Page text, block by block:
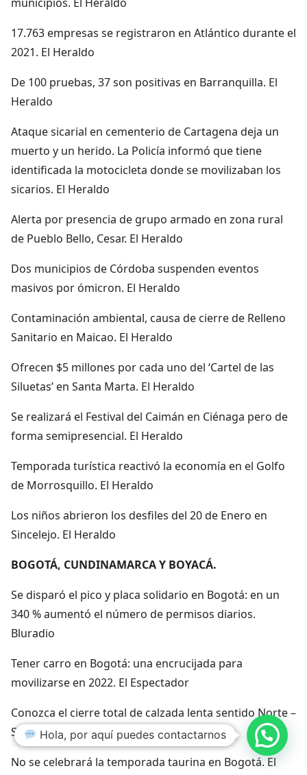
17.763 empresas se registraron en Atlántico durante el
2021. El Heraldo
De 100 pruebas, 37 son positivas en Barranquilla. El
Heraldo
Ataque sicarial en cementerio de Cartagena deja un
muerto y un herido. La Policía informó que tiene
identificada la motocicleta donde se movilizaban los
sicarios. El Heraldo
Alerta por presencia de grupo armado en zona rural
de Pueblo Bello, Cesar. El Heraldo
Dos municipios de Córdoba suspenden eventos
masivos por ómicron. El Heraldo
Contaminación ambiental, causa de cierre de Relleno
Sanitario en Maicao. El Heraldo
Ofrecen $5 millones por cada uno del ‘Cartel de las
Siluetas’ en Santa Marta. El Heraldo
Se realizará el Festival del Caimán en Ciénaga pero de
forma semipresencial. El Heraldo
Temporada turística reactivó la economía en el Golfo
de Morrosquillo. El Heraldo
Los niños abrieron los desfiles del 20 de Enero en
Sincelejo. El Heraldo
BOGOTÁ, CUNDINAMARCA Y BOYACÁ.
Se disparó el pico y placa solidario en Bogotá: en un
340 % aumentó el número de permisos diarios.
Bluradio
Tener carro en Bogotá: una encrucijada para
movilizarse en 2022. El Espectador
Conozca el cierre total de calzada lenta sentido Norte –
Sur en la Avenida Boyacá. El Espectador
No se celebrará la temporada taurina en Bogotá. El
Hola, por aquí puedes contactarnos